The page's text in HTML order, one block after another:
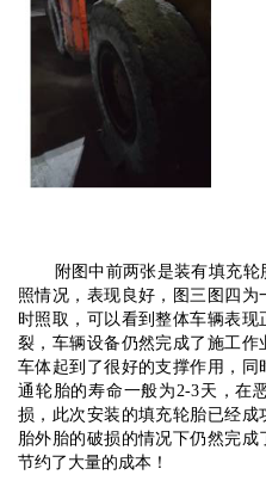
附图中前两张是装有填充轮
照情况，表现良好，图三图四
时照取，可以看到整体车辆表现
裂，车辆设备仍然完成了施工作
车体起到了很好的支撑作用，
通轮胎的寿命一般为2-3天，在
损，此次安装的填充轮胎已经
胎外胎的破损的情况下仍然完
节约了大量的成本！